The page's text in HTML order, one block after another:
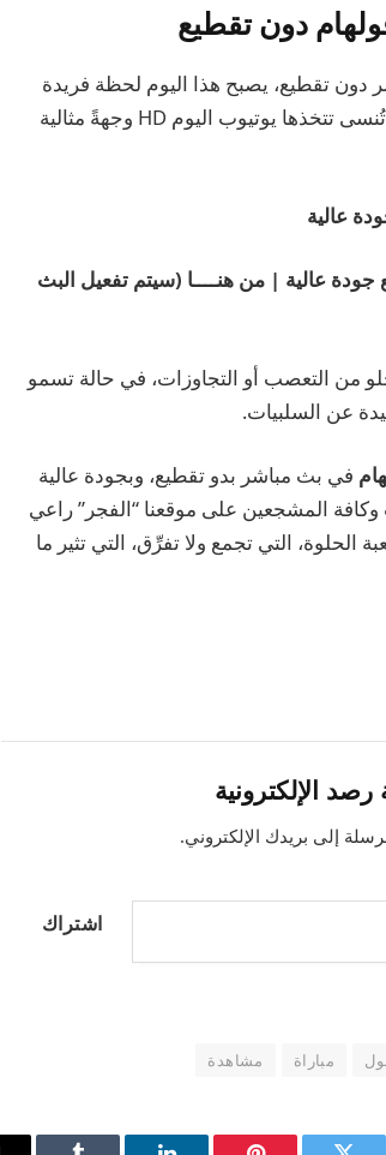
دون تقطيع
دون تقطيع، يصبح هذا اليوم لحظة فريدة
تختلط فيها العاطفة بالفنية، ويعيش فيها المشاهد مغامرة لا تُنسى تتخذها يوتيوب اليوم HD وجهةً مثالية
عالية
عالية | من هنــــا (سيتم تفعيل البث
من التعصب أو التجاوزات، في حالة تسمو
عن السلبيات.
في بث مباشر بدو تقطيع، وبجودة عالية
المشجعين على موقعنا “الفجر” راعي
الحلوة، التي تجمع ولا تفرِّق، التي تثير ما
الإلكترونية
إلى بريدك الإلكتروني.
اشتراك
مباراة مشاهدة